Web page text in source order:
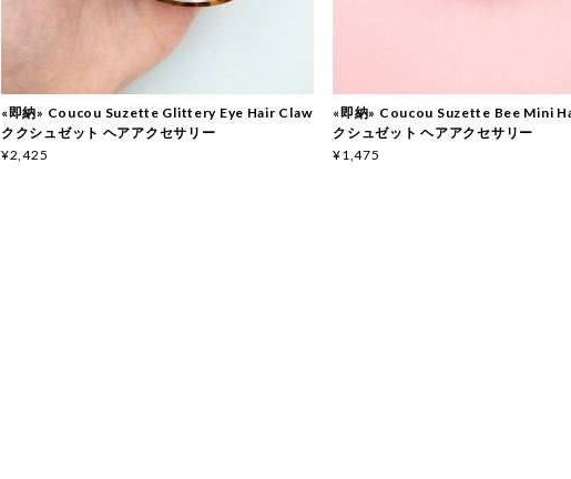
«即納» Coucou Suzette Glittery Eye Hair Claw
ククシュゼット ヘアアクセサリー
¥2,425
«即納» Coucou Suzette Bee Mini
クシュゼット ヘアアクセサリー
¥1,475